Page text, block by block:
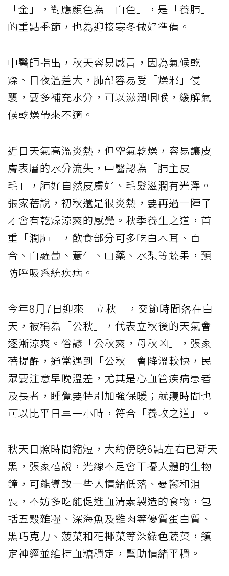
「金」，對應顏色為「白色」，是「養肺」
的重點季節，也為迎接寒冬做好準備。
中醫師指出，秋天容易感冒，因為氣候乾
燥、日夜溫差大，肺部容易受「燥邪」侵
襲，要多補充水分，可以滋潤咽喉，緩解氣
候乾燥帶來不適。
近日天氣高溫炎熱，但空氣乾燥，容易讓皮
膚表層的水分流失，中醫認為「肺主皮
毛」，肺好自然皮膚好、毛髮滋潤有光澤。
張家蓓說，初秋還是很炎熱，要再過一陣子
才會有乾燥涼爽的感覺。秋季養生之道，首
重「潤肺」，飲食部分可多吃白木耳、百
合、白蘿蔔、薏仁、山藥、水梨等蔬果，預
防呼吸系統疾病。
今年8月7日迎來「立秋」，交節時間落在白
天，被稱為「公秋」，代表立秋後的天氣會
逐漸涼爽。俗諺「公秋爽，母秋凶」，張家
蓓提醒，通常遇到「公秋」會降溫較快，民
眾要注意早晚溫差，尤其是心血管疾病患者
及長者，睡覺要特別加強保暖；就寢時間也
可以比平日早一小時，符合「養收之道」。
秋天日照時間縮短，大約傍晚6點左右已漸天
黑，張家蓓說，光線不足會干擾人體的生物
鐘，可能導致一些人情緒低落、憂鬱和沮
喪，不妨多吃能促進血清素製造的食物，包
括五穀雜糧、深海魚及雞肉等優質蛋白質、
黑巧克力、菠菜和花椰菜等深綠色蔬菜，鎮
定神經並維持血糖穩定，幫助情緒平穩。